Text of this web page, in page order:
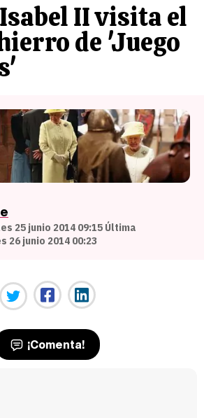
II visita el
de 'Juego
25 junio 2014 09:15 Última
26 junio 2014 00:23
¡Comenta!